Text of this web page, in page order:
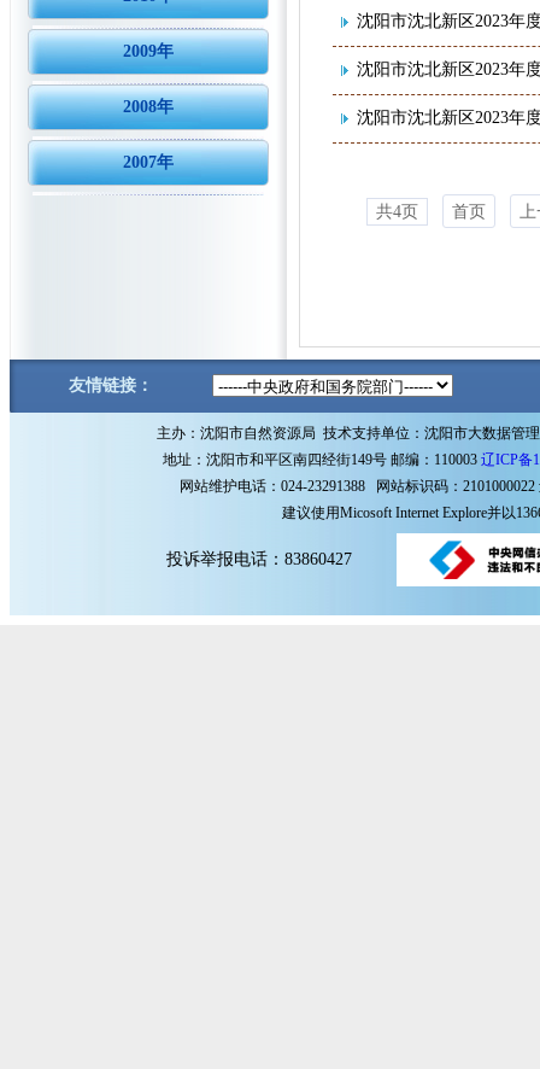
2009年
2008年
2007年
沈阳市沈北新区2023年
沈阳市沈北新区2023年
沈阳市沈北新区2023年
共4页 首页
友情链接：
主办：沈阳市自然资源局 技术支持单位：沈阳市大数据管
地址：沈阳市和平区南四经街149号 邮编：110003 辽ICP备
网站维护电话：024-23291388 网站标识码：2101000022
建议使用Micosoft Internet Explore并以
投诉举报电话：83860427